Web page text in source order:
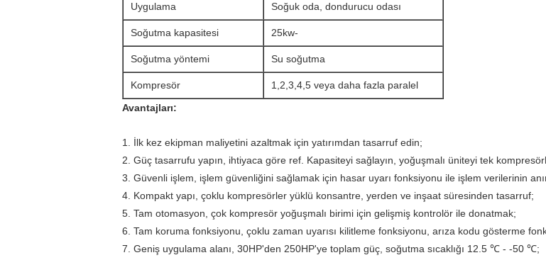
Uygulama Soğuk oda, dondurucu odası
Soğutma kapasitesi 25kw-
Soğutma yöntemi Su soğutma
Kompresör
1,2,3,4,5 veya daha fazla paralel
Avantajları:
1. İlk kez ekipman maliyetini azaltmak için yatırımdan tasarruf edin;
2. Güç tasarrufu yapın, ihtiyaca göre ref. Kapasiteyi sağlayın, yoğuşmalı üniteyi tek
3. Güvenli işlem, işlem güvenliğini sağlamak için hasar uyarı fonksiyonu ile işlem verilerinin
4. Kompakt yapı, çoklu kompresörler yüklü konsantre, yerden ve inşaat süresinden tasarruf;
5. Tam otomasyon, çok kompresör yoğuşmalı birimi için gelişmiş kontrolör ile donatmak;
6. Tam koruma fonksiyonu, çoklu zaman uyarısı kilitleme fonksiyonu, arıza kodu gösterme
7. Geniş uygulama alanı, 30HP'den 250HP'ye toplam güç, soğutma sıcaklığı 12.5 ℃ - -50 ℃;